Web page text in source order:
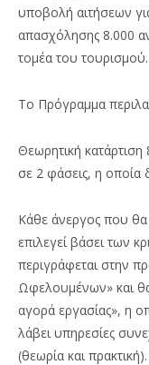
υποβολή αιτήσεων
απασχόλησης 8.000
τομέα του τουρισμού.
Το Πρόγραμμα
Θεωρητική
σε 2 φάσεις, η οποία
Κάθε άνεργος που
επιλεγεί βάσει των
περιγράφεται στην
Ωφελουμένων» και
αγορά εργασίας», η
λάβει υπηρεσίες
(θεωρία και πρακτική).